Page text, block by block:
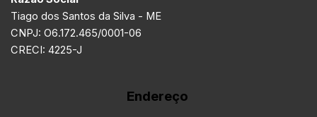
Tiago dos Santos da Silva - ME
CNPJ: O6.172.465/0001-06
CRECI: 4225-J
Endereço